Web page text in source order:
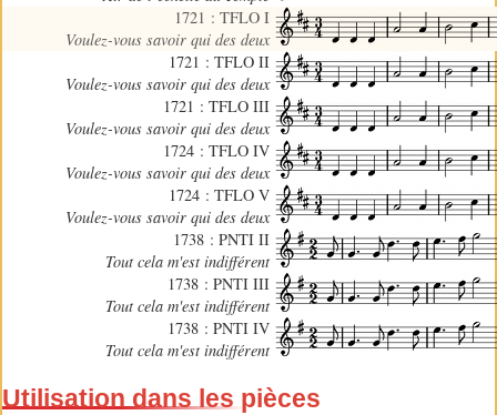
1721 : TFLO I
Voulez-vous savoir qui des deux
1721 : TFLO II
Voulez-vous savoir qui des deux
1721 : TFLO III
Voulez-vous savoir qui des deux
1724 : TFLO IV
Voulez-vous savoir qui des deux
1724 : TFLO V
Voulez-vous savoir qui des deux
1738 : PNTI II
Tout cela m'est indifférent
1738 : PNTI III
Tout cela m'est indifférent
1738 : PNTI IV
Tout cela m'est indifférent
Utilisation dans les pièces